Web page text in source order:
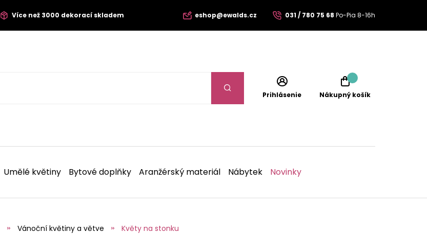
Více než 3000 dekorací skladem eshop@ewalds.cz 031 / 780 75 68 Po-Pia 8-16h
Prihlásenie Nákupný košík
Umělé květiny Bytové doplňky Aranžérský materiál Nábytek Novinky
Vánoční květiny a větve Květy na stonku